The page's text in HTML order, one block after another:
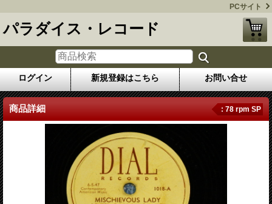
PCサイト
パラダイス・レコード
ログイン 新規登録はこちら お問い合せ
商品詳細 : 78 rpm SP